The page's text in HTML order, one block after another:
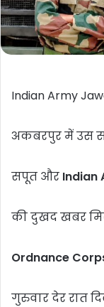
i
l
Indian Army
अकबरपुर में उस
सपूत और Indian
की दुखद खबर
Ordnance
गुरुवार देर रात